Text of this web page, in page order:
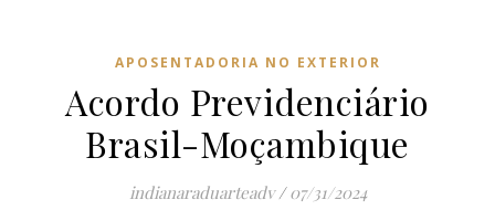
APOSENTADORIA NO EXTERIOR
Acordo Previdenciário
Brasil-Moçambique
indianaraduarteadv / 07/31/2024